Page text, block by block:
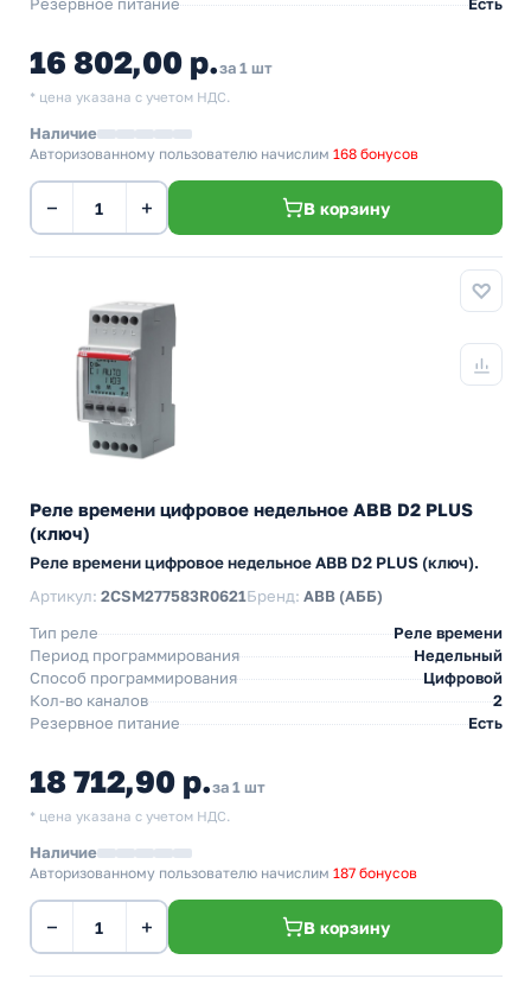
16 802,00 р.за 1 шт
* цена указана с учетом НДС.
Наличие
Авторизованному пользователю начислим 168 бонусов
− + В корзину
Реле времени цифровое недельное ABB D2 PLUS
(ключ)
Реле времени цифровое недельное ABB D2 PLUS (ключ).
Артикул: 2CSM277583R0621Бренд: ABB (АББ)
Тип реле
Реле времени
Период программирования
Недельный
Способ программирования
Цифровой
Кол-во каналов
2
Резервное питание
Есть
18 712,90 р.за 1 шт
* цена указана с учетом НДС.
Наличие
Авторизованному пользователю начислим 187 бонусов
− + В корзину